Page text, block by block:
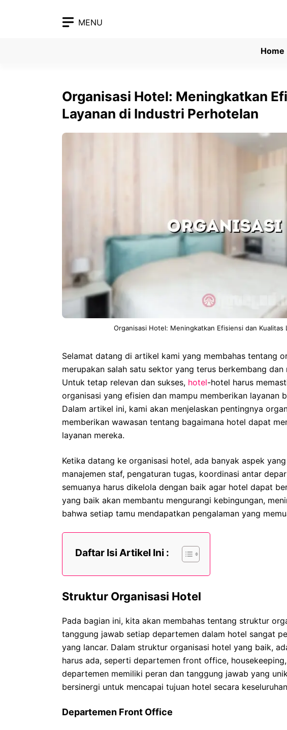
MENU
Home
Organisasi Hotel: Meningkatkan
Layanan di Industri Perhotelan
Organisasi Hotel: Meningkatkan Efisiensi dan Kualitas
Selamat datang di artikel kami yang membahas tentang
merupakan salah satu sektor yang terus berkembang
Untuk tetap relevan dan sukses, hotel-hotel harus
organisasi yang efisien dan mampu memberikan layanan
Dalam artikel ini, kami akan menjelaskan pentingnya
memberikan wawasan tentang bagaimana hotel dapat
layanan mereka.
Ketika datang ke organisasi hotel, ada banyak aspek
manajemen staf, pengaturan tugas, koordinasi antar
semuanya harus dikelola dengan baik agar hotel dapat
yang baik akan membantu mengurangi kebingungan,
bahwa setiap tamu mendapatkan pengalaman yang
Daftar Isi Artikel Ini :
Struktur Organisasi Hotel
Pada bagian ini, kita akan membahas tentang struktur
tanggung jawab setiap departemen dalam hotel sangat
yang lancar. Dalam struktur organisasi hotel yang baik,
harus ada, seperti departemen front office,
departemen memiliki peran dan tanggung jawab yang
bersinergi untuk mencapai tujuan hotel secara
Departemen Front Office